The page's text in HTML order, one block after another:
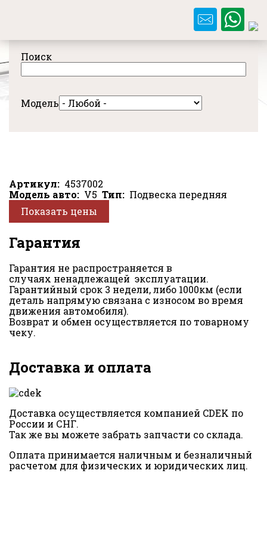
содержанию
Поиск
Модель
Артикул
4537002
Модель авто
V5 Тип
Подвеска передняя
Показать цены
Гарантия
Гарантия не распространяется в
случаях ненадлежащей эксплуатации.
Гарантийный срок 3 недели, либо 1000км (если
деталь напрямую связана с износом во время
движения автомобиля).
Возврат и обмен осуществляется по товарному
чеку.
Доставка и оплата
Доставка осуществляется компанией CDEK по
России и СНГ.
Так же вы можете забрать запчасти со склада.
Оплата принимается наличным и безналичный
расчетом для физических и юридических лиц.